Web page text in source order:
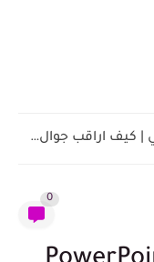
كيف اهكر جوال زوجي | كيف اراقب جوال زوجي عن...
0